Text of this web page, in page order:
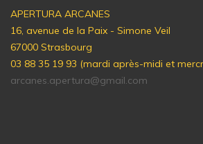
APERTURA ARCANES
16, avenue de la Paix - Simone Veil
67000 Strasbourg
03 88 35 19 93 (mardi après-midi et
arcanes.apertura@gmail.com